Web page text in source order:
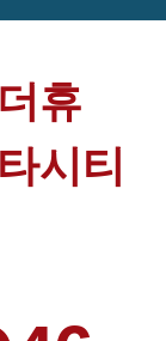
휴
시티